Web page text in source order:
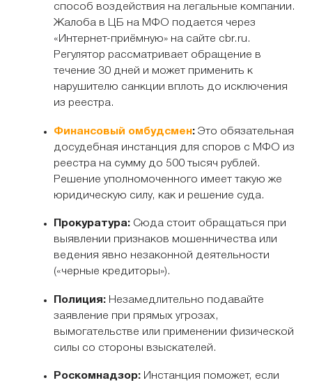
способ воздействия на легальные компании.
Жалоба в ЦБ на МФО подается через
«Интернет-приёмную» на сайте cbr.ru.
Регулятор рассматривает обращение в
течение 30 дней и может применить к
нарушителю санкции вплоть до исключения
из реестра.
Финансовый омбудсмен:Это обязательная
досудебная инстанция для споров с МФО из
реестра на сумму до 500 тысяч рублей.
Решение уполномоченного имеет такую же
юридическую силу, как и решение суда.
Прокуратура:Сюда стоит обращаться при
выявлении признаков мошенничества или
ведения явно незаконной деятельности
(«черные кредиторы»).
Полиция:Незамедлительно подавайте
заявление при прямых угрозах,
вымогательстве или применении физической
силы со стороны взыскателей.
Роскомнадзор:Инстанция поможет, если